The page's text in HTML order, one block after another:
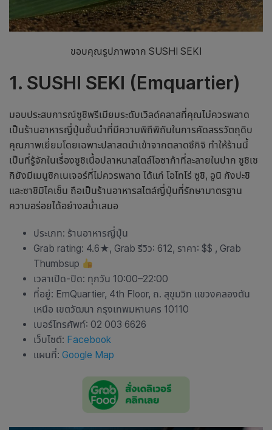
ขอบคุณรูปภาพจาก SUSHI SEKI
1. SUSHI SEKI (Emquartier)
มอบประสบการณ์ซูชิพรีเมียมระดับเวิลด์คลาสที่คุณไม่ควรพลาด
เป็นร้านอาหารญี่ปุ่นชั้นนำที่มีความพิถีพิถันในการคัดสรรวัตถุดิบ
คุณภาพเยี่ยมโดยเฉพาะปลาสดนำเข้าจากตลาดซึกิจิ ทำให้ร้านนี้
เป็นที่รู้จักในเรื่องซูชิเนื้อปลาหนาสไตล์โอซาก้าที่ละลายในปาก ซูชิเซ
กิยังมีเมนูซิกเนเจอร์ที่ไม่ควรพลาด ได้แก่ โอโทโร่ ซูชิ, อูนิ กังปะชิ
และซาชิมิไคเซ็น ถือเป็นร้านอาหารสไตล์ญี่ปุ่นที่รักษามาตรฐาน
ความอร่อยได้อย่างสม่ำเสมอ
ประเภท: ร้านอาหารญี่ปุ่น
Grab rating: 4.6★, Grab รีวิว: 612, ราคา: $$ , Grab
Thumbsup
เวลาเปิด-ปิด: ทุกวัน 10:00–22:00
ที่อยู่: EmQuartier, 4th Floor, ถ. สุขุมวิท แขวงคลองตัน
เหนือ เขตวัฒนา กรุงเทพมหานคร 10110
เบอร์โทรศัพท์: 02 003 6626
เว็บไซต์: Facebook
แผนที่: Google Map